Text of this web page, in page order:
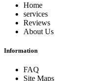
Home
services
Reviews
About Us
Information
FAQ
Site Maps